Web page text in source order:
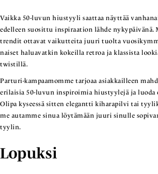
Vaikka 50-luvun hiustyyli saattaa näyttää
edelleen suosittu inspiraation lähde
trendit ottavat vaikutteita juuri tuolta
naiset haluavatkin kokeilla retroa ja klassista
twistillä.
Parturi-kampaamomme tarjoaa asiakkailleen
erilaisia 50-luvun inspiroimia hiustyylejä ja
Olipa kyseessä sitten elegantti kiharapilvi tai
me autamme sinua löytämään juuri sinulle
tyylin.
Lopuksi